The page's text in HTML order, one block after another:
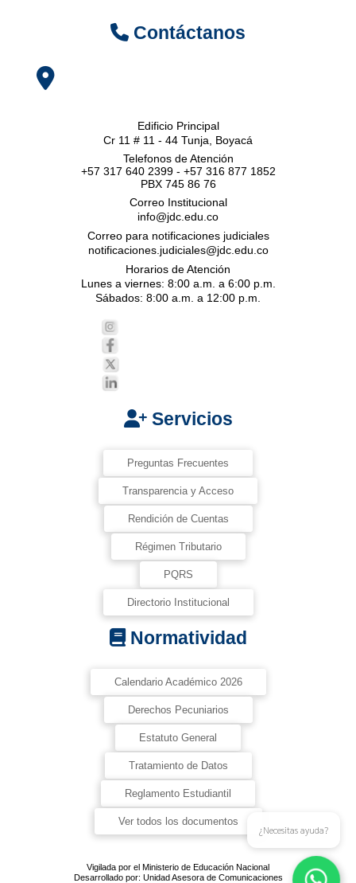
Contáctanos
Edificio Principal
Cr 11 # 11 - 44 Tunja, Boyacá
Telefonos de Atención
+57 317 640 2399 - +57 316 877 1852
PBX 745 86 76
Correo Institucional
info@jdc.edu.co
Correo para notificaciones judiciales
notificaciones.judiciales@jdc.edu.co
Horarios de Atención
Lunes a viernes: 8:00 a.m. a 6:00 p.m.
Sábados: 8:00 a.m. a 12:00 p.m.
Servicios
Preguntas Frecuentes
Transparencia y Acceso
Rendición de Cuentas
Régimen Tributario
PQRS
Directorio Institucional
Normatividad
Calendario Académico 2026
Derechos Pecuniarios
Estatuto General
Tratamiento de Datos
Reglamento Estudiantil
Ver todos los documentos
Vigilada por el Ministerio de Educación Nacional
Desarrollado por: Unidad Asesora de Comunicaciones
¿Necesitas ayuda?